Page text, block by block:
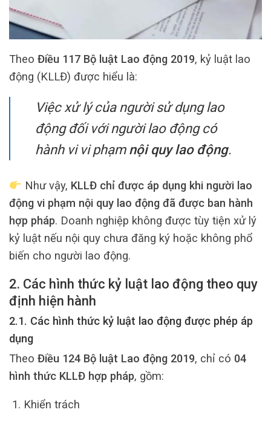
Theo Điều 117 Bộ luật Lao động 2019, kỷ luật lao
động (KLLĐ) được hiểu là:
Việc xử lý của người sử dụng lao
động đối với người lao động có
hành vi vi phạm nội quy lao động.
Như vậy, KLLĐ chỉ được áp dụng khi người lao
động vi phạm nội quy lao động đã được ban hành
hợp pháp. Doanh nghiệp không được tùy tiện xử lý
kỷ luật nếu nội quy chưa đăng ký hoặc không phổ
biến cho người lao động.
2. Các hình thức kỷ luật lao động theo quy
định hiện hành
2.1. Các hình thức kỷ luật lao động được phép áp
dụng
Theo Điều 124 Bộ luật Lao động 2019, chỉ có 04
hình thức KLLĐ hợp pháp, gồm:
Khiển trách